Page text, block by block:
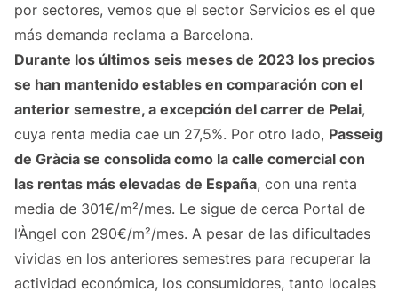
por sectores, vemos que el sector Servicios es el que
más demanda reclama a Barcelona.
Durante los últimos seis meses de 2023 los precios
se han mantenido estables en comparación con el
anterior semestre, a excepción del carrer de Pelai,
cuya renta media cae un 27,5%. Por otro lado, Passeig
de Gràcia se consolida como la calle comercial con
las rentas más elevadas de España, con una renta
media de 301€/m²/mes. Le sigue de cerca Portal de
l’Àngel con 290€/m²/mes. A pesar de las dificultades
vividas en los anteriores semestres para recuperar la
actividad económica, los consumidores, tanto locales